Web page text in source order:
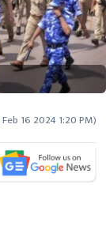
Feb 16 2024 1:20 PM)